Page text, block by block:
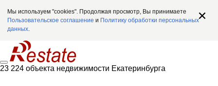
Мы используем "cookies". Продолжая просмотр, Вы принимаете
Пользовательское соглашение и Политику обработки персональных
данных.
23 224 объекта недвижимости Екатеринбурга